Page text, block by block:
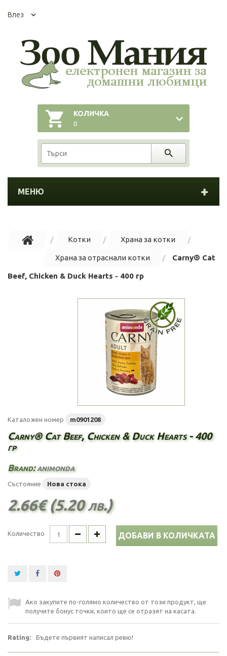
Влез
КОЛИЧКА
0
МЕНЮ
Котки Храна за котки
Храна за отраснали котки Carny® Cat
Beef, Chicken & Duck Hearts - 400 гр
Каталожен номер m0901208
Carny® Cat Beef, Chicken & Duck Hearts - 400
гр
Brand:animonda
Състояние Нова стока
2.66€ (5.20 лв.)
Количество ДОБАВИ В КОЛИЧКАТА
Ако закупите по-голямо количество от този продукт, ще
получите бонус точки, които ще се отразят на касата.
Rating: Бъдете първият написал ревю!